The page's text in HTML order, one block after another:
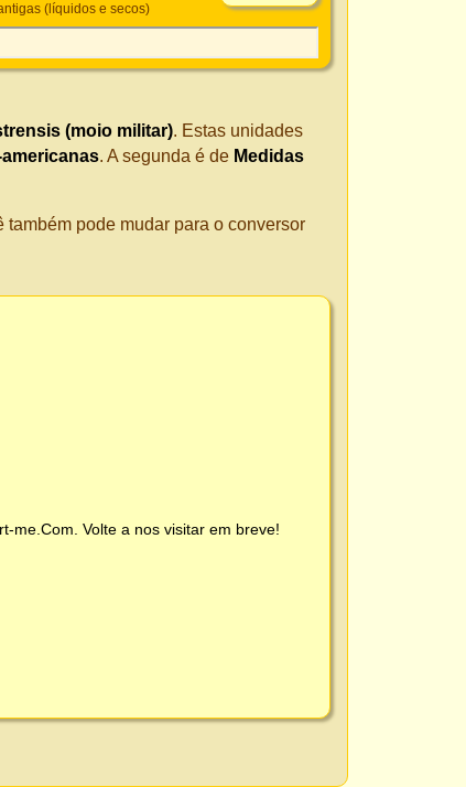
(líquidos e secos)
(moio militar). Estas unidades
. A segunda é de Medidas
pode mudar para o conversor
me.Com . Volte a nos visitar em breve!